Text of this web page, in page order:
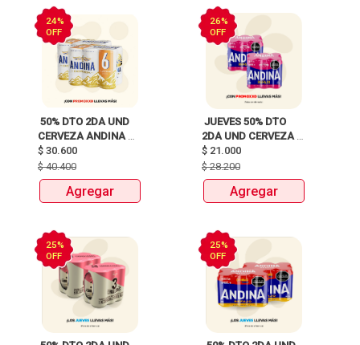
24%
OFF
50% DTO 2DA UND
CERVEZA ANDINA
SIX PACK LATA
X310ml
$ 30.600
$40.400
Agregar
26%
OFF
JUEVES 50% DTO
2DA UND CERVEZA
ANDINA, SOL,
HEINEKEN, MILLER, 3
CORDILLERAS
$ 21.000
$28.200
Agregar
25%
OFF
25%
OFF